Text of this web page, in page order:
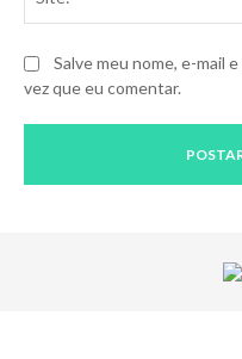
Salve meu nome, e-mail
vez que eu comentar.